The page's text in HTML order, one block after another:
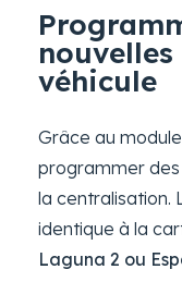
véhicule
Grâce au module
programmer des
la centralisation.
identique à la
Laguna 2 ou